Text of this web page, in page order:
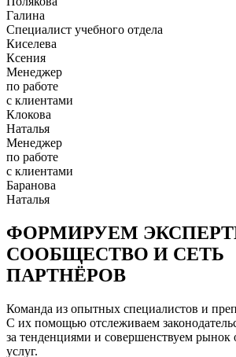
Галина
Специалист учебного отдела
Киселева
Ксения
Менеджер
по работе
с клиентами
Клокова
Наталья
Менеджер
по работе
с клиентами
Баранова
Наталья
ФОРМИРУЕМ
СООБЩЕСТВО И СЕТЬ
ПАРТНЁРОВ
Команда из опытных специалистов и
С их помощью отслеживаем
за тенденциями и совершенствуем рынок
услуг.